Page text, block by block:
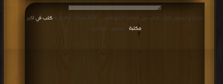
قراءة و تحميل كتاب كتاب من قواعد النحو العربى PDF مجانا | مكتبة >
كتب في اكبر
مكتبة
| التحميل : مرة/مرات